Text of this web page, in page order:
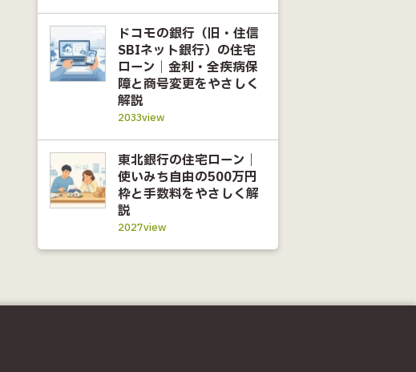
ドコモの銀行（旧・住信
SBIネット銀行）の住宅
ローン｜金利・全疾病保
障と商号変更をやさしく
解説
2033view
東北銀行の住宅ローン｜
使いみち自由の500万円
枠と手数料をやさしく解
説
2027view